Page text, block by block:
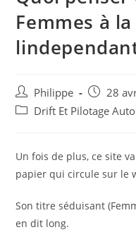
Femmes à
Auteur/autrice
de
Philippe
Post28
PostDrift Et Pilotage
Un fois de plus, ce site
papier qui circule sur le
Son titre séduisant
en dit long.